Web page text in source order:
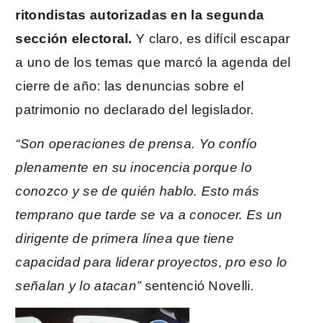
ritondistas autorizadas en la segunda
sección electoral. Y claro, es difícil escapar
a uno de los temas que marcó la agenda del
cierre de año: las denuncias sobre el
patrimonio no declarado del legislador.
“Son operaciones de prensa. Yo confío
plenamente en su inocencia porque lo
conozco y se de quién hablo. Esto más
temprano que tarde se va a conocer. Es un
dirigente de primera línea que tiene
capacidad para liderar proyectos, pro eso lo
señalan y lo atacan”sentenció Novelli.